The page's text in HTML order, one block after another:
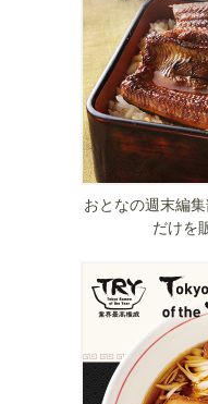
おとなの週末編
だけを